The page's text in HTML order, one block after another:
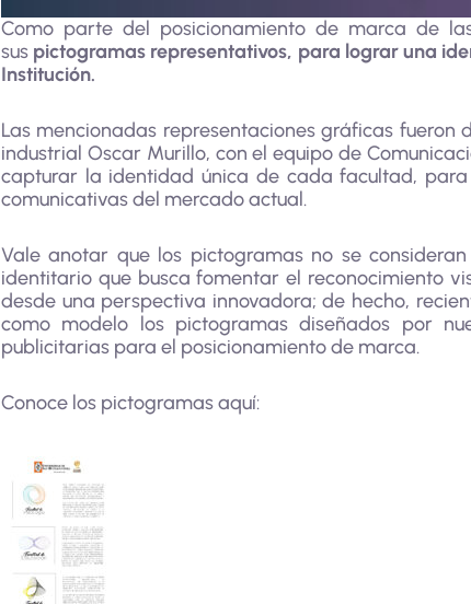
Como parte del posicionamiento de marca de
sus pictogramas representativos, para lograr una
Institución.
Las mencionadas representaciones gráficas
industrial Oscar Murillo, con el equipo de
capturar la identidad única de cada facultad,
comunicativas del mercado actual.
Vale anotar que los pictogramas no se
identitario que busca fomentar el reconocimiento
desde una perspectiva innovadora; de hecho,
como modelo los pictogramas diseñados por
publicitarias para el posicionamiento de marca.
Conoce los pictogramas aquí: